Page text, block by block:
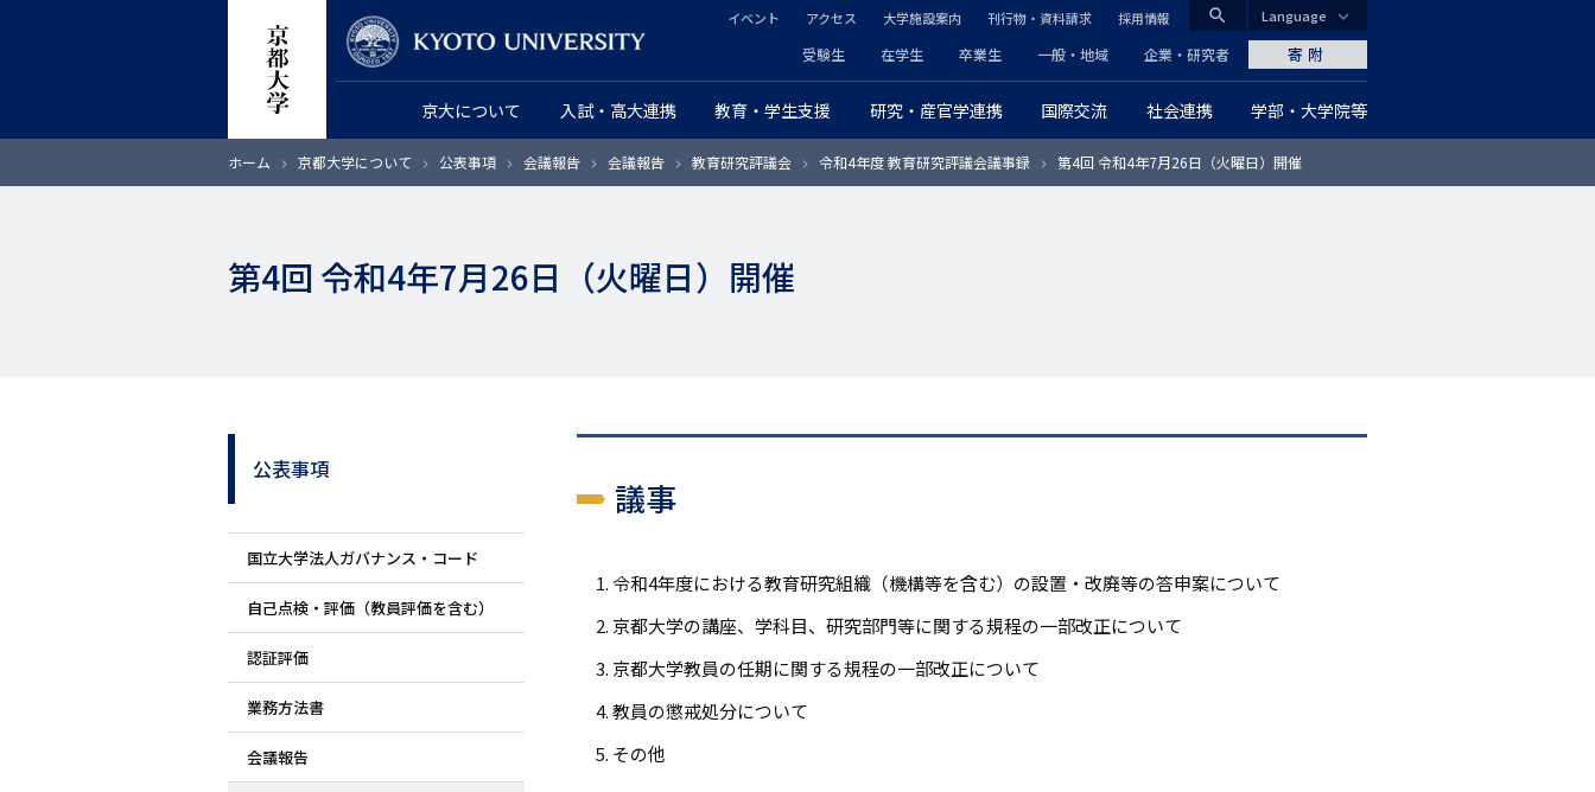
ン
CLOSE
search
グ
ロ
京大について 入試・高大連携 教育・学生支援 研究・産官学連携 国際交流 社会連携 学部・大学院等
ヘ
ッ
ダ
マ
リ
ン
ク
受験生 在学生 卒業生 一般・地域 企業・研究者
ッ
ダ
ー
カ
リ
ン
ク
イベント アクセス 大学施設案内 刊行物・資料請求 採用情報
寄附
Language
ホーム 京都大学について 公表事項 会議報告 会議報告 教育研究評議会 令和4年度 教育研究評議会議事録 第4回 令和4年7月26日（火曜日）開催
第4回 令和4年7月26日（火曜日）開催
サ
イ
ド
メ
ニ
ュ
ー
公表事項
国立大学法人ガバナンス・コード
自己点検・評価（教員評価を含む）
認証評価
業務方法書
会議報告
議事
令和4年度における教育研究組織（機構等を含む）の設置・改廃等の答申案について
京都大学の講座、学科目、研究部門等に関する規程の一部改正について
京都大学教員の任期に関する規程の一部改正について
教員の懲戒処分について
その他